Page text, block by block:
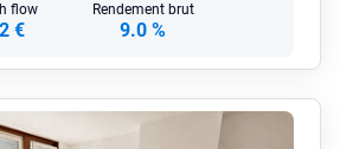
flow
€
Rendement brut
9.0 %